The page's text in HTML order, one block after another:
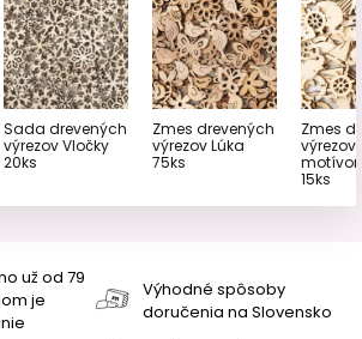
Sada drevených
výrezov Vločky
20ks
Zmes drevených
výrezov Lúka
75ks
Zmes
výrezov
15ks
už od 79
je
Výhodné spôsoby
doručenia na Slovensko